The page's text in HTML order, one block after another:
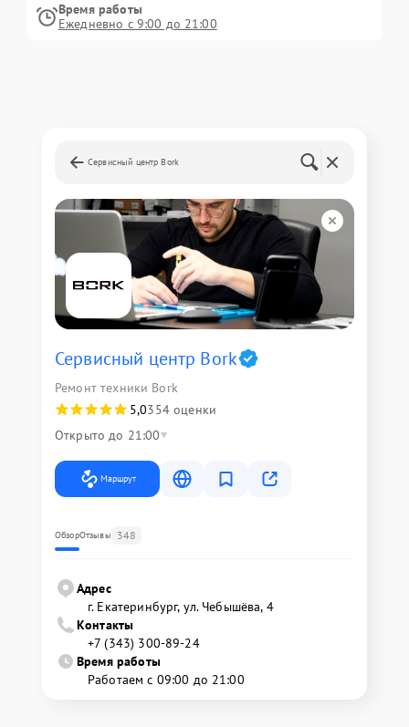
Время работы
Ежедневно с 9:00 до 21:00
Сервисный центр Bork
Сервисный центр Bork
Ремонт техники Bork
5,0354 оценки
Открыто до 21:00
Маршрут
ОбзорОтзывы 348
Адрес
г. Екатеринбург, ул. Чебышёва, 4
Контакты
+7 (343) 300-89-24
Время работы
Работаем с 09:00 до 21:00